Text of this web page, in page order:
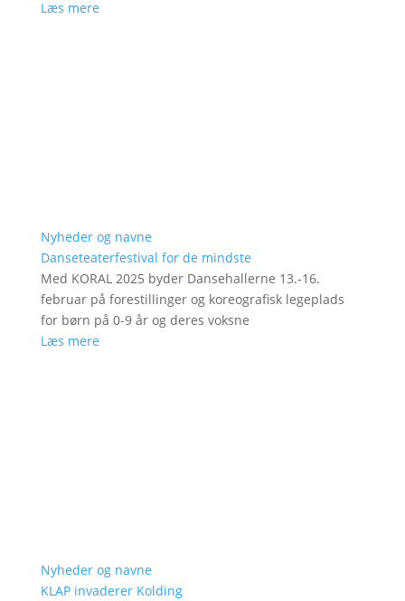
Læs mere
Nyheder og navne
Danseteaterfestival for de mindste
Med KORAL 2025 byder Dansehallerne 13.-16.
februar på forestillinger og koreografisk legeplads
for børn på 0-9 år og deres voksne
Læs mere
Nyheder og navne
KLAP invaderer Kolding